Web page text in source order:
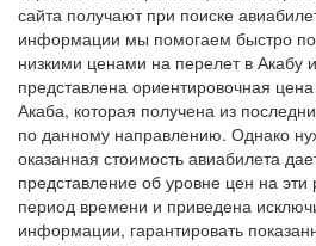
сайта получают при поиске
информации мы помогаем быстро
низкими ценами на перелет в
представлена ориентировочная
Акаба, которая получена из
по данному направлению. Однако
оказанная стоимость авиабилета
представление об уровне цен на эти
период времени и приведена
информации, гарантировать